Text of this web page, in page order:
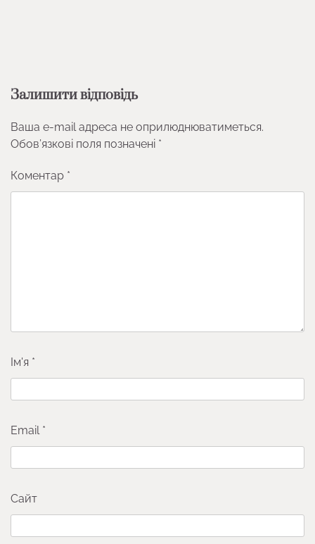
Залишити відповідь
Ваша e-mail адреса не оприлюднюватиметься.
Обов’язкові поля позначені *
Коментар *
Ім'я *
Email *
Сайт